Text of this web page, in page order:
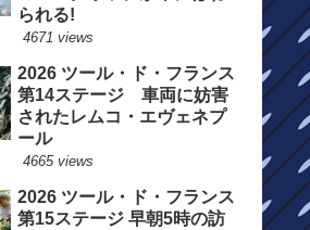
られる!
4671 views
2026 ツール・ド・フランス
第14ステージ 車両に妨害
されたレムコ・エヴェネプ
ール
4665 views
2026 ツール・ド・フランス
第15ステージ 早朝5時の訪